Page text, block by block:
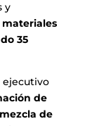
y
materiales
35
ejecutivo
de
de